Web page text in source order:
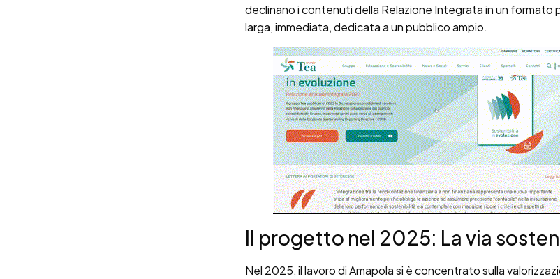
declinano i contenuti della Relazione Integrata in un formato
larga, immediata, dedicata a un pubblico ampio.
Il progetto nel 2025: La via
Nel 2025, il lavoro di Amapola si è concentrato sulla